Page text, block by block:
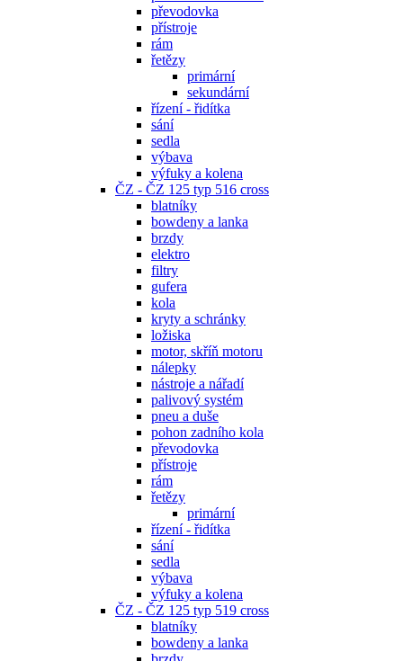
převodovka
přístroje
rám
řetězy
primární
sekundární
řízení - řidítka
sání
sedla
výbava
výfuky a kolena
ČZ - ČZ 125 typ 516 cross
blatníky
bowdeny a lanka
brzdy
elektro
filtry
gufera
kola
kryty a schránky
ložiska
motor, skříň motoru
nálepky
nástroje a nářadí
palivový systém
pneu a duše
pohon zadního kola
převodovka
přístroje
rám
řetězy
primární
řízení - řidítka
sání
sedla
výbava
výfuky a kolena
ČZ - ČZ 125 typ 519 cross
blatníky
bowdeny a lanka